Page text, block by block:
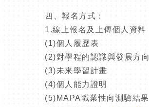
四、報名方式：
1.線上報名及上傳個人資料
(1)個人履歷表
(2)對學程的認識與發展方向
(3)未來學習計畫
(4)個人能力證明
(5)MAPA職業性向測驗結果